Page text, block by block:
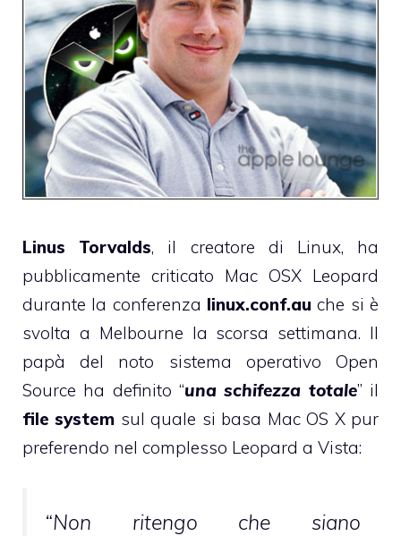
Linus Torvalds, il creatore di Linux, ha
pubblicamente criticato Mac OSX Leopard
durante la conferenza linux.conf.au che si è
svolta a Melbourne la scorsa settimana. Il
papà del noto sistema operativo Open
Source ha definito “una schifezza totale” il
file system sul quale si basa Mac OS X pur
preferendo nel complesso Leopard a Vista:
“Non ritengo che siano